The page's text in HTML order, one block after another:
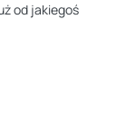
od jakiegoś